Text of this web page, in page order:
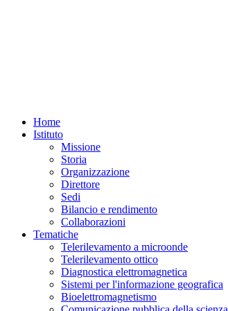
Home
Istituto
Missione
Storia
Organizzazione
Direttore
Sedi
Bilancio e rendimento
Collaborazioni
Tematiche
Telerilevamento a microonde
Telerilevamento ottico
Diagnostica elettromagnetica
Sistemi per l'informazione geografica
Bioelettromagnetismo